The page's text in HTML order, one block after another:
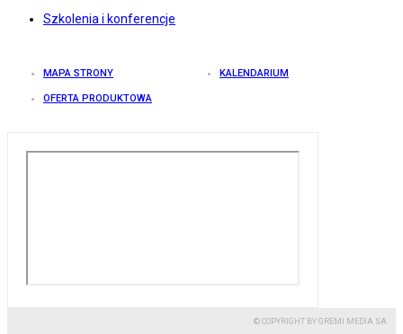
Szkolenia i konferencje
MAPA STRONY KALENDARIUM
OFERTA PRODUKTOWA
© COPYRIGHT BY GREMI MEDIA SA